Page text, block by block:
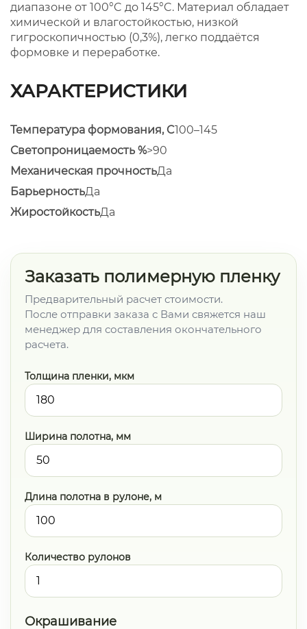
диапазоне от 100°C до 145°C. Материал обладает
химической и влагостойкостью, низкой
гигроскопичностью (0,3%), легко поддаётся
формовке и переработке.
ХАРАКТЕРИСТИКИ
Температура формования, C100–145
Светопроницаемость %>90
Механическая прочностьДа
БарьерностьДа
ЖиростойкостьДа
Заказать полимерную пленку
Предварительный расчет стоимости.
После отправки заказа с Вами свяжется наш
менеджер для составления окончательного
расчета.
Толщина пленки, мкм
Ширина полотна, мм
Длина полотна в рулоне, м
Количество рулонов
Окрашивание